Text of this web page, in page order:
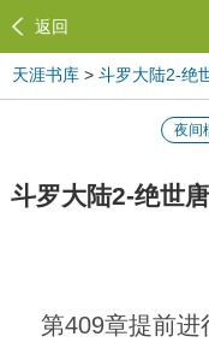
返回
天涯书库 > 斗罗大陆2-绝
夜间
斗罗大陆2-绝世
第409章提前进